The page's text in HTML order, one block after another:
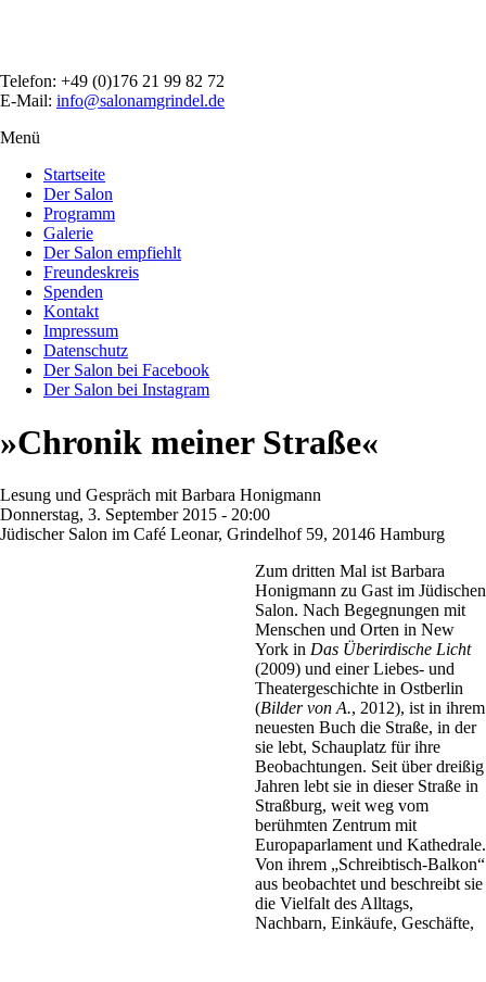
Telefon: +49 (0)176 21 99 82 72
E-Mail: info@salonamgrindel.de
Menü
Startseite
Der Salon
Programm
Galerie
Der Salon empfiehlt
Freundeskreis
Spenden
Kontakt
Impressum
Datenschutz
Der Salon bei Facebook
Der Salon bei Instagram
»Chronik meiner Straße«
Lesung und Gespräch mit Barbara Honigmann
Donnerstag, 3. September 2015 - 20:00
Jüdischer Salon im Café Leonar, Grindelhof 59, 20146 Hamburg
Zum dritten Mal ist Barbara
Honigmann zu Gast im Jüdischen
Salon. Nach Begegnungen mit
Menschen und Orten in New
York in Das Überirdische Licht
(2009) und einer Liebes- und
Theatergeschichte in Ostberlin
(Bilder von A., 2012), ist in ihrem
neuesten Buch die Straße, in der
sie lebt, Schauplatz für ihre
Beobachtungen. Seit über dreißig
Jahren lebt sie in dieser Straße in
Straßburg, weit weg vom
berühmten Zentrum mit
Europaparlament und Kathedrale.
Von ihrem „Schreibtisch-Balkon“
aus beobachtet und beschreibt sie
die Vielfalt des Alltags,
Nachbarn, Einkäufe, Geschäfte,